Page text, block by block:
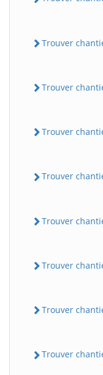
Trouver
Trouver
Trouver
Trouver
Trouver
Trouver
Trouver
Trouver